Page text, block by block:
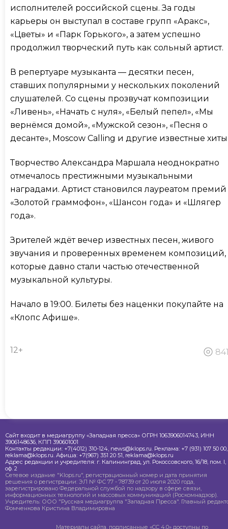
исполнителей российской сцены. За годы
карьеры он выступал в составе групп «Аракс»,
«Цветы» и «Парк Горького», а затем успешно
продолжил творческий путь как сольный артист.
В репертуаре музыканта — десятки песен,
ставших популярными у нескольких поколений
слушателей. Со сцены прозвучат композиции
«Ливень», «Начать с нуля», «Белый пепел», «Мы
вернёмся домой», «Мужской сезон», «Песня о
десанте», Moscow Calling и другие известные
Творчество Александра Маршала неоднократно
отмечалось престижными музыкальными
наградами. Артист становился лауреатом премий
«Золотой граммофон», «Шансон года» и «Шлягер
года».
Зрителей ждёт вечер известных песен, живого
звучания и проверенных временем композиций,
которые давно стали частью отечественной
музыкальной культуры.
Начало в 19:00. Билеты без наценки покупайте на
«Клопс Афише».
12+
Сайт входит в медиагруппу «Западная пресса» ОГРН 1063906014743, ИНН
3906148636, КПП 390601001
Контакты редакции: +7(4012) 310-124, news@klops.ru. Реклама: +7 (931) 107 50 00,
reklama@klops.ru. Афиша: +7(967) 351 20 51, reklama@klops.ru
Адрес редакции и учредителя: г. Калининград, ул. Рокоссовского, 16/18, пом. I,
оф. 2
Сетевое издание "Klops.ru", регистрационный номер и дата принятия
решения о регистрации: ЭЛ № ФС 77 - 78739 от 20 июля 2020 года,
зарегистрировано Федеральной службой по надзору в сфере связи,
информационных технологий и массовых коммуникаций (Роскомнадзор).
Учредитель: ООО "Русская медиагруппа "Западная Пресса". Главный
Фомченкова Кристина Владимировна
Материалы сайта, подписанные «CC 4.0» доступны по